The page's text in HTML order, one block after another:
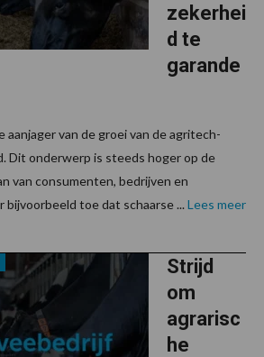
zekerhei
d te
garande
aanjager van de groei van de agritech-
Dit onderwerp is steeds hoger op de
van consumenten, bedrijven en
toe dat schaarse ... Lees meer
Strijd
om
agrarisc
he